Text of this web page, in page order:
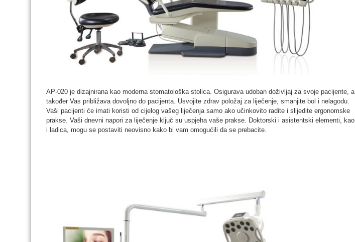
AP-020 je dizajnirana kao moderna stomatološka stolica. Osigurava udoban doživljaj za svoje pacijente, a
također Vas približava dovoljno do pacijenta. Usvojite zdrav položaj za liječenje, smanjite bol i nelagodu.
Vaši pacijenti će imati koristi od cijelog vašeg liječenja samo ako učinkovito radite i slijedite ergonomske
prakse. Vaši dnevni napori za liječenje ključ su uspjeha vaše prakse. Doktorski i asistentski elementi, kao
i ladica, mogu se postaviti neovisno kako bi vam omogućili da se prebacite.